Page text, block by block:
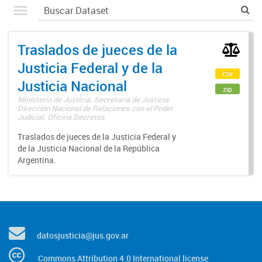
Traslados de jueces de la
Justicia Federal y de la
Justicia Nacional
Ministerio de Justicia. Secretaría de Justicia.
Dirección Nacional de Relaciones con el Poder
Judicial. Oficina Decretos
Traslados de jueces de la Justicia Federal y
de la Justicia Nacional de la República
Argentina.
csv
zip
datosjusticia@jus.gov.ar
Commons Attribution 4.0 International license